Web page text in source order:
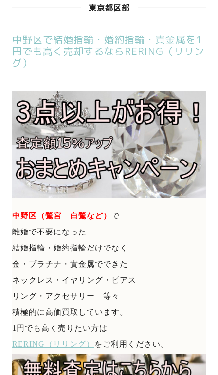
東京都区部
中野区で結婚指輪・婚約指輪・貴金属を1
円でも高く売却するならRERING（リリン
グ）
中野区（鷺宮 白鷺など） で
離婚で不要になった
結婚指輪・婚約指輪だけでなく
金・プラチナ・貴金属でできた
ネックレス・イヤリング・ピアス
リング・アクセサリー 等々
積極的に高価買取しています。
1円でも高く売りたい方は
RERING（リリング）
をご利用ください。